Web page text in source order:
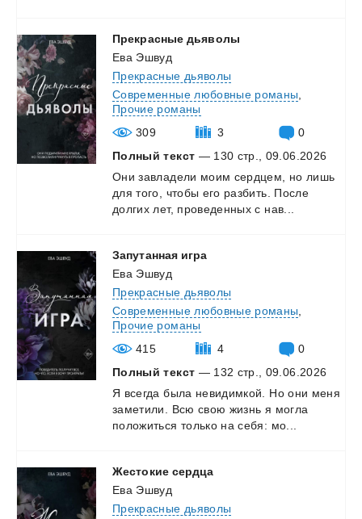
Прекрасные дьяволы
Ева Эшвуд
Прекрасные дьяволы
Современные любовные романы
Прочие романы
309
3
0
Полный текст — 130 стр., 09.06.2026
Они завладели моим сердцем, но лишь
для того, чтобы его разбить.
После
долгих лет, проведенных с нав...
Запутанная игра
Ева Эшвуд
Прекрасные дьяволы
Современные любовные романы
Прочие романы
415
4
0
Полный текст — 132 стр., 09.06.2026
Я всегда была невидимкой. Но они меня
заметили.
Всю свою жизнь я могла
положиться только на себя: мо...
Жестокие сердца
Ева Эшвуд
Прекрасные дьяволы